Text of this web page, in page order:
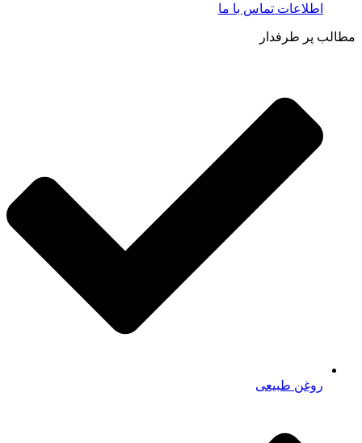
اطلاعات تماس با ما​
مطالب پر طرفدار
روغن طبیعی